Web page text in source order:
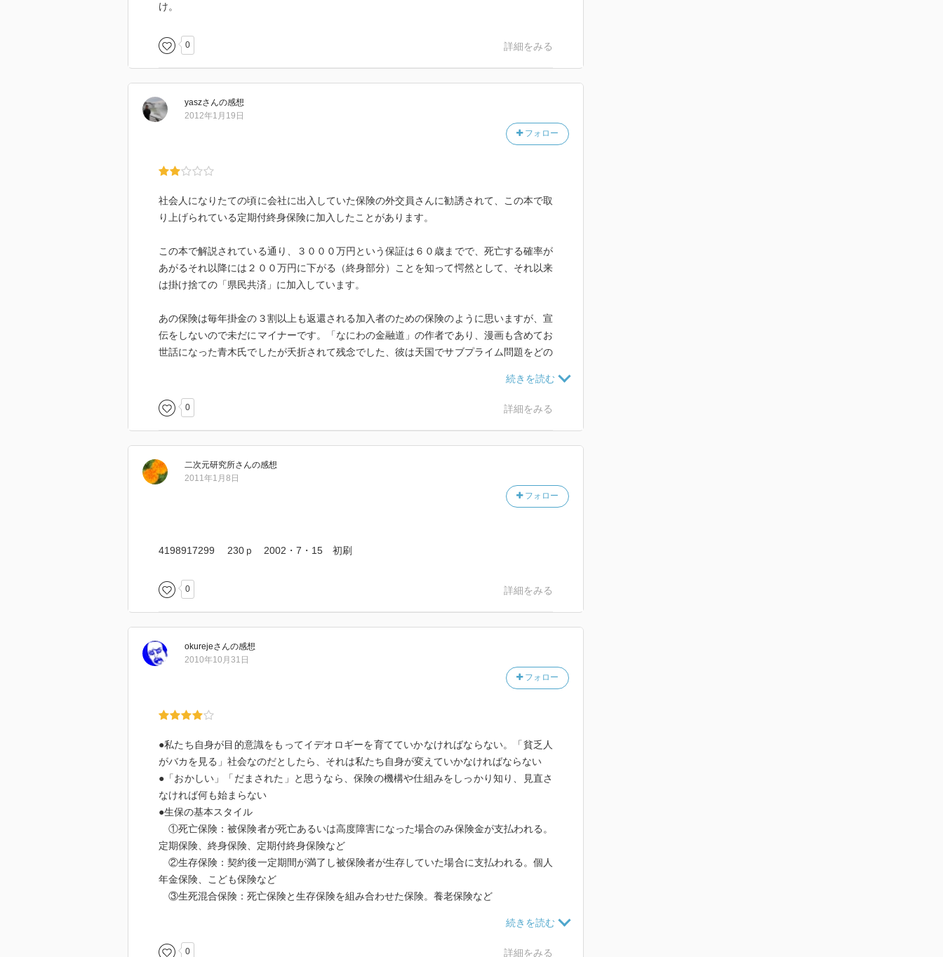
け。
0 詳細をみる
yaszさんの感想
フォロー
2012年1月19日
社会人になりたての頃に会社に出入していた保険の外交員さんに勧誘されて、この本で取
り上げられている定期付終身保険に加入したことがあります。
この本で解説されている通り、３０００万円という保証は６０歳までで、死亡する確率が
あがるそれ以降には２００万円に下がる（終身部分）ことを知って愕然として、それ以来
は掛け捨ての「県民共済」に加入しています。
あの保険は毎年掛金の３割以上も返還される加入者のための保険のように思いますが、宣
伝をしないので未だにマイナーです。「なにわの金融道」の作者であり、漫画も含めてお
世話になった青木氏でしたが夭折されて残念でした、彼は天国でサブプライム問題をどの
以下は気になったポイントです。
定されている（ｐ３４）
・保険会社の社員＝契約者は２０万人程度いるので、総会の代わりに「社員総代会」を開
・生命保険の営業職員の多くは、生命保険会社と個人事業主として雇用契約を結ぶ、歩合
・保険会社に「未経験者歓迎」と書いてあるのは、手付かずの人脈を持っているから（ｐ
いても保険がでるとは限らない（ｐ９０）
・自分に合った保険と出会うには自分が勉強して、「自分の考え方、求めているもの」を
知った上で適した保険を提案してくれる営業マンを選ぶべき（ｐ１６３）
・保険会社が破綻した場合に当初契約した保険金よりも少ない金額しか貰えないのは、責
任準備金が削減されるから、過去の例では、東邦、千代田生命が１０％、協栄生命が８％
削減であった（ｐ１７４）
・６０歳や６５歳までに死ねば５０００万円、それを過ぎたら２００万円だけを生涯保障
するのが、定期付終身保険である（ｐ１７６）
・保険には一定額の保険料を収める納める全期型と、１０年といった一定期間毎に更新し
ていく更新型があるが、更新型はまず間違いなく損をする、満期までの総支払額を比較す
0 詳細をみる
二次元研究所さんの感想
フォロー
2011年1月8日
4198917299 230ｐ 2002・7・15 初刷
0 詳細をみる
okurejeさんの感想
フォロー
2010年10月31日
●私たち自身が目的意識をもってイデオロギーを育てていかなければならない。「貧乏人
がバカを見る」社会なのだとしたら、それは私たち自身が変えていかなければならない
●「おかしい」「だまされた」と思うなら、保険の機構や仕組みをしっかり知り、見直さ
なければ何も始まらない
●生保の基本スタイル
①死亡保険：被保険者が死亡あるいは高度障害になった場合のみ保険金が支払われる。
定期保険、終身保険、定期付終身保険など
②生存保険：契約後一定期間が満了し被保険者が生存していた場合に支払われる。個人
年金保険、こども保険など
③生死混合保険：死亡保険と生存保険を組み合わせた保険。養老保険など
●高額医療補助：入院費、治療費が月初から月末までに6万数千円を超えた場合、社会保険
0 詳細をみる